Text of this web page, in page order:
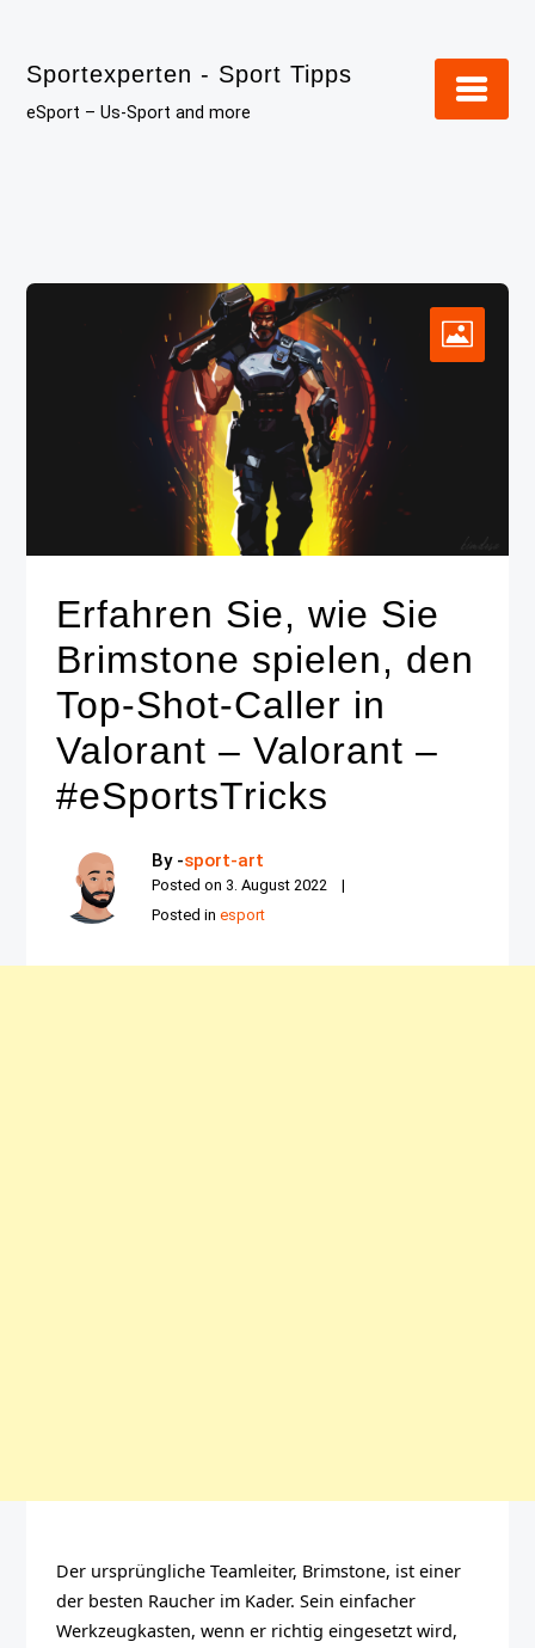
content
Sportexperten - Sport Tipps
eSport – Us-Sport and more
Erfahren Sie, wie Sie
Brimstone spielen, den
Top-Shot-Caller in
Valorant – Valorant –
#eSportsTricks
By -sport-art
Posted on 3. August 2022
Posted inesport
Der ursprüngliche Teamleiter, Brimstone, ist einer
der besten Raucher im Kader. Sein einfacher
Werkzeugkasten, wenn er richtig eingesetzt wird,